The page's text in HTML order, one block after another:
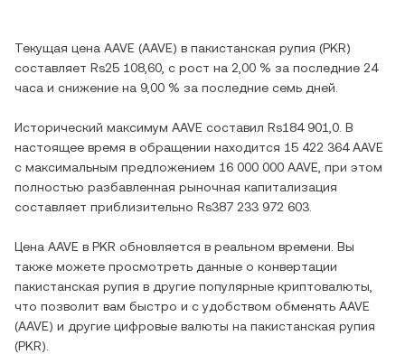
Текущая цена AAVE (AAVE) в пакистанская рупия (PKR)
составляет Rs25 108,60 , c рост на 2,00 % за последние 24
часа и снижение на 9,00 % за последние семь дней.
Исторический максимум AAVE составил Rs184 901,0 . В
настоящее время в обращении находится 15 422 364 AAVE
с максимальным предложением 16 000 000 AAVE , при этом
полностью разбавленная рыночная капитализация
составляет приблизительно Rs387 233 972 603
Цена AAVE в PKR обновляется в реальном времени. Вы
также можете просмотреть данные о конвертации
пакистанская рупия в другие популярные криптовалюты,
что позволит вам быстро и с удобством обменять AAVE
(AAVE) и другие цифровые валюты на пакистанская рупия
(PKR).